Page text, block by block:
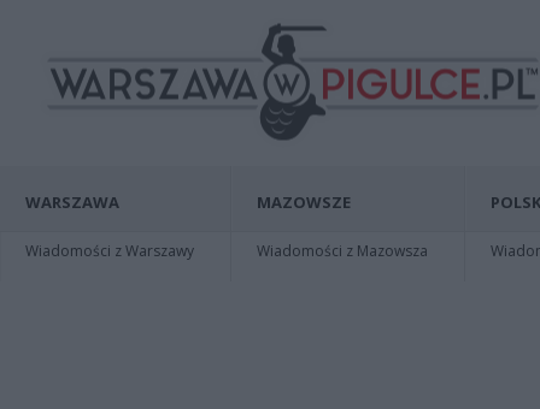
WARSZAWA
Wiadomości z Warszawy
MAZOWSZE
Wiadomości z Mazowsza